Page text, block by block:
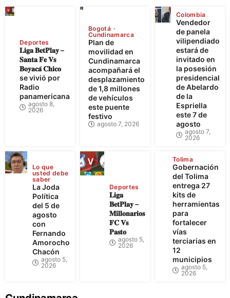
Deportes
𝐋𝐢𝐠𝐚 𝐁𝐞𝐭𝐏𝐥𝐚𝐲 –
𝐒𝐚𝐧𝐭𝐚 𝐅𝐞 𝐕𝐬
𝐁𝐨𝐲𝐚𝐜𝐚́ 𝐂𝐡𝐢𝐜𝐨
se vivió por
Radio
panamericana
agosto 8,
2026
Bogotá
Cundinamarca
Plan de
movilidad en
Cundinamarca
acompañará el
desplazamiento
de 1,8 millones
de vehículos
este puente
festivo
agosto 7, 2026
Colombia
Vendedor
de panela
vilipendiado
estará de
invitado en
la posesión
presidencial
de Abelardo
de la
Espriella
este 7 de
agosto
agosto 7,
2026
Lo que
usted debe
saber
La Joda
Política
del 5 de
agosto
con
Fernando
Amorocho
Chacón
agosto 5,
2026
Deportes
𝐋𝐢𝐠𝐚
𝐁𝐞𝐭𝐏𝐥𝐚𝐲 –
𝐌𝐢𝐥𝐥𝐨𝐧𝐚𝐫𝐢𝐨𝐬
𝐅𝐂 𝐕𝐬
𝐏𝐚𝐬𝐭𝐨
agosto 5,
2026
Tolima
Gobernación
del Tolima
entrega 27
kits de
herramientas
para
fortalecer
vías
terciarias en
12
municipios
agosto 5,
2026